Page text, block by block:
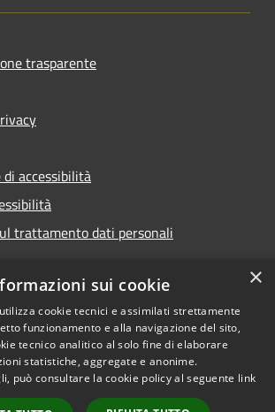
trasparente
accessibilità
trattamento dati personali
Copyright © 2026 • Comune di
Pioltello • Powered by
Municipium•Accesso
redazione
×
sui cookie
cookie tecnici e assimilati strettamente
funzionamento e alla navigazione del sito,
tecnico analitico al solo fine di elaborare
statistiche, aggregate e anonime.
può consultare la cookie policy al seguente link